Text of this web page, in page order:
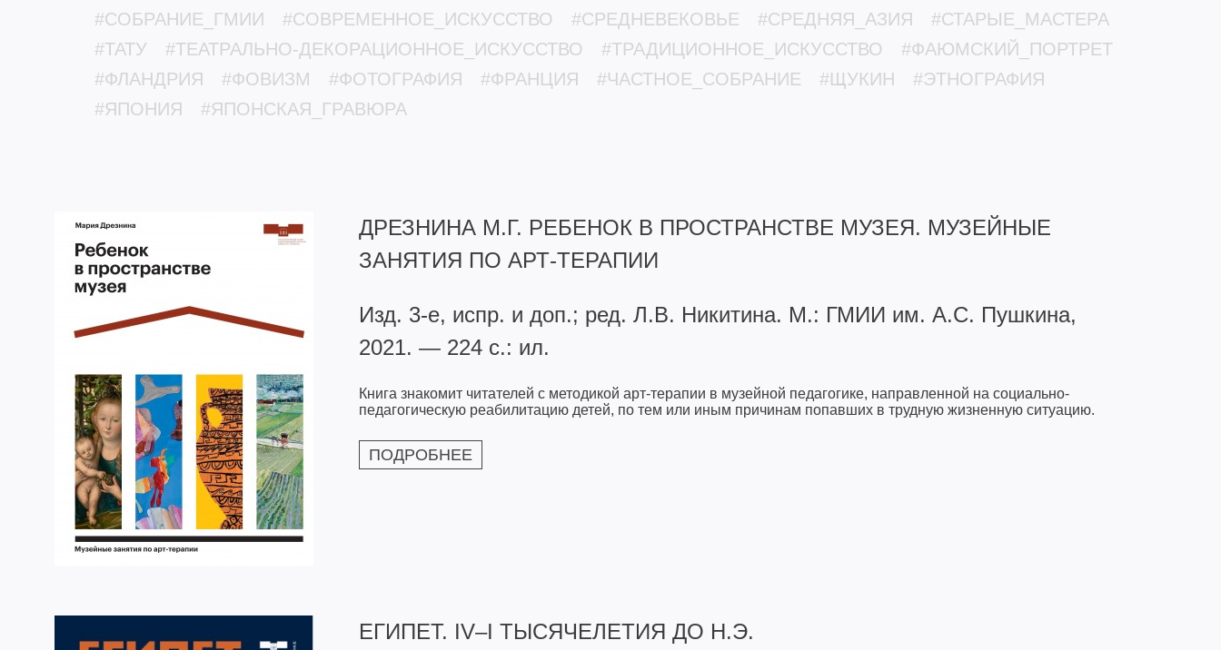
#СОБРАНИЕ_ГМИИ
#СОВРЕМЕННОЕ_ИСКУССТВО #СРЕДНЕВЕКОВЬЕ #СРЕДНЯЯ_АЗИЯ
#СТАРЫЕ_МАСТЕРА
#ТАТУ
#ТЕАТРАЛЬНО-ДЕКОРАЦИОННОЕ_ИСКУССТВО #ТРАДИЦИОННОЕ_ИСКУССТВО
#ФАЮМСКИЙ_ПОРТРЕТ
#ФЛАНДРИЯ
#ФОВИЗМ #ФОТОГРАФИЯ #ФРАНЦИЯ #ЧАСТНОЕ_СОБРАНИЕ #ЩУКИН
#ЭТНОГРАФИЯ
#ЯПОНИЯ
#ЯПОНСКАЯ_ГРАВЮРА
ДРЕЗНИНА М.Г. РЕБЕНОК В ПРОСТРАНСТВЕ МУЗЕЯ. МУЗЕЙНЫЕ
ЗАНЯТИЯ ПО АРТ-ТЕРАПИИ
Изд. 3-е, испр. и доп.; ред. Л.В. Никитина. М.: ГМИИ им. А.С. Пушкина,
2021. — 224 с.: ил.
Книга знакомит читателей с методикой арт-терапии в музейной педагогике, направленной на социально-
педагогическую реабилитацию детей, по тем или иным причинам попавших в трудную жизненную ситуацию.
ПОДРОБНЕЕ
ЕГИПЕТ. IV–I ТЫСЯЧЕЛЕТИЯ ДО Н.Э.